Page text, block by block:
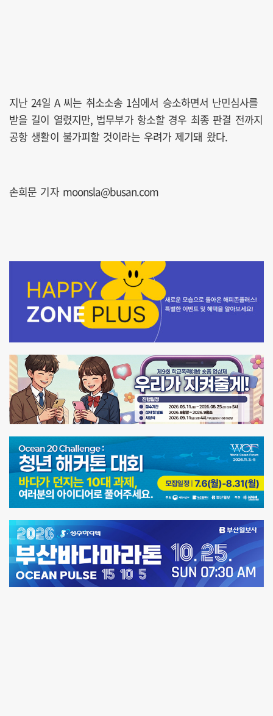
지난 24일 A 씨는 취소소송 1심에서 승소하면서 난민심사를
받을 길이 열렸지만, 법무부가 항소할 경우 최종 판결 전까지
공항 생활이 불가피할 것이라는 우려가 제기돼 왔다.
손희문 기자 moonsla@busan.com